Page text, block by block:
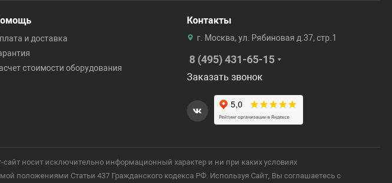
и доставка
стоимости оборудования
Контакты
г. Москва, ул. Рябиновая д.37, стр.1
8 (495) 431-65-15
Заказать звонок
носит исключительно информационный характер и ни при каких условиях
положениями Статьи 437 Гражданского кодекса РФ. Используя Сайт, Вы соглашаетесь с